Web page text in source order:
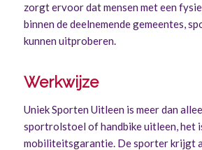
zorgt ervoor dat mensen met een
binnen de deelnemende gemeentes,
kunnen uitproberen.
Werkwijze
Uniek Sporten Uitleen is meer dan
sportrolstoel of handbike uitleen, het
mobiliteitsgarantie. De sporter krijgt